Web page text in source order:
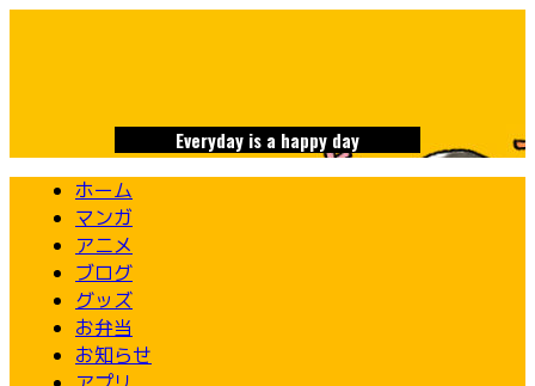
Everyday is a happy day
ホーム
マンガ
アニメ
ブログ
グッズ
お弁当
お知らせ